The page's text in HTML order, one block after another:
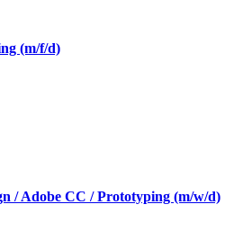
(m/f/d)
/ Adobe CC / Prototyping (m/w/d)